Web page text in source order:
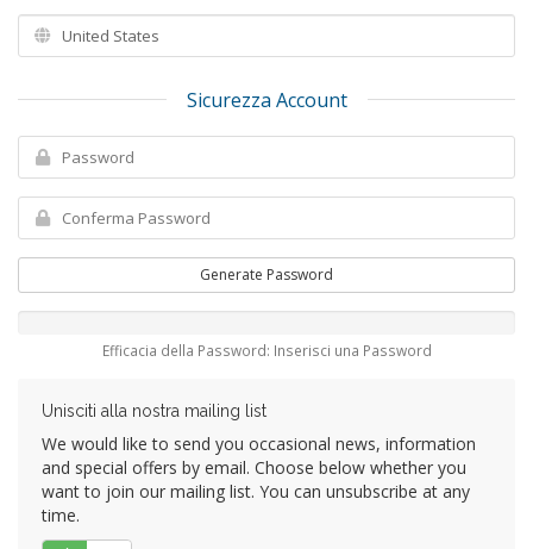
Sicurezza Account
Generate Password
Efficacia della Password: Inserisci una Password
Unisciti alla nostra mailing list
We would like to send you occasional news, information
and special offers by email. Choose below whether you
want to join our mailing list. You can unsubscribe at any
time.